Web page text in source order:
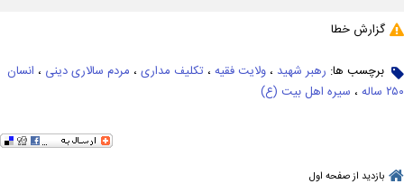
گزارش خطا
برچسب ها: رهبر شهید ، ولایت فقیه ، تکلیف مداری ، مردم سالاری دینی ، انسان
۲۵۰ ساله
، سیره اهل بیت (ع)
بازدید از صفحه اول